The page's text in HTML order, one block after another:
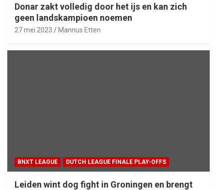
Donar zakt volledig door het ijs en kan zich
geen landskampioen noemen
27 mei 2023 Mannus Etten
BNXT LEAGUE DUTCH LEAGUE FINALE PLAY-OFFS
Leiden wint dog fight in Groningen en brengt